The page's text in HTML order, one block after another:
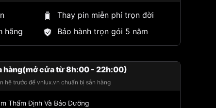
Thay pin miễn phí trọn đời
hãng
Bảo hành trọn gói 5 năm
hàng(mở cửa từ 8h:00 - 22h:00)
hệ trước để vnlux.vn chuẩn bị sẵn hàng
Thẩm Định Và Bảo Dưỡng